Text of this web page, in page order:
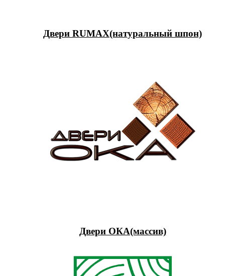
Двери RUMAX(натуральный шпон)
Двери ОКА(массив)